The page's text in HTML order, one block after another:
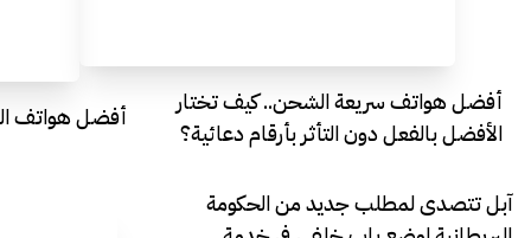
أفضل هواتف سريعة الشحن.. كيف تختار
الأفضل بالفعل دون التأثر بأرقام دعائية؟
أفضل هواتف
آبل تتصدى لمطلب جديد من الحكومة